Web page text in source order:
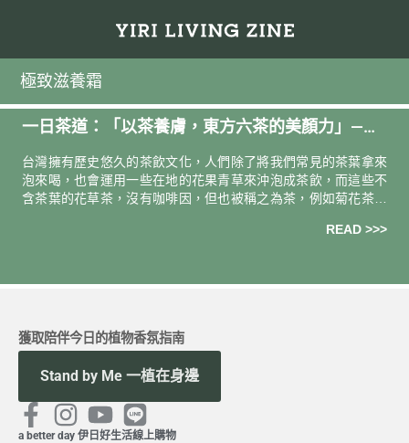
極致滋養霜
一日茶道：「以茶養膚，東方六茶的美顏力」——
台灣擁有歷史悠久的茶飲文化，人們除了將我們常見的茶葉拿來
泡來喝，也會運用一些在地的花果青草來沖泡成茶飲，而這些不
含茶葉的花草茶，沒有咖啡因，但也被稱之為茶，例如菊花茶、
READ >>>
a better day 伊日好生活線上購物
獲取陪伴今日的植物香氛指南
Stand by Me 一植在身邊